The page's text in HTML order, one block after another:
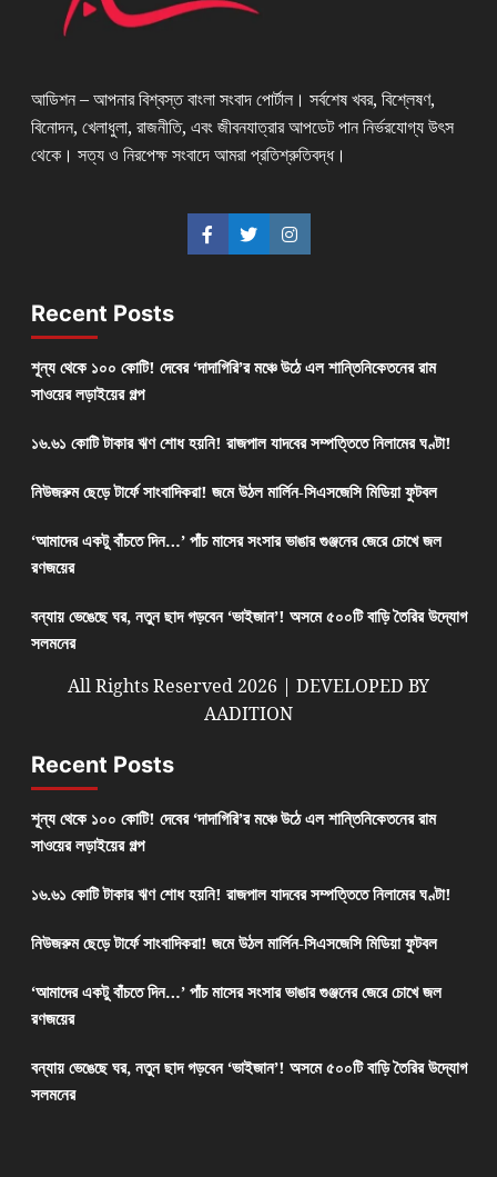
আডিশন – আপনার বিশ্বস্ত বাংলা সংবাদ পোর্টাল। সর্বশেষ খবর, বিশ্লেষণ,
বিনোদন, খেলাধুলা, রাজনীতি, এবং জীবনযাত্রার আপডেট পান নির্ভরযোগ্য উৎস
থেকে। সত্য ও নিরপেক্ষ সংবাদে আমরা প্রতিশ্রুতিবদ্ধ।
Recent Posts
শূন্য থেকে ১০০ কোটি! দেবের ‘দাদাগিরি’র মঞ্চে উঠে এল শান্তিনিকেতনের রাম
সাওয়ের লড়াইয়ের গল্প
১৬.৬১ কোটি টাকার ঋণ শোধ হয়নি! রাজপাল যাদবের সম্পত্তিতে নিলামের ঘণ্টা!
নিউজরুম ছেড়ে টার্ফে সাংবাদিকরা! জমে উঠল মার্লিন-সিএসজেসি মিডিয়া ফুটবল
‘আমাদের একটু বাঁচতে দিন…’ পাঁচ মাসের সংসার ভাঙার গুঞ্জনের জেরে চোখে জল
রণজয়ের
বন্যায় ভেঙেছে ঘর, নতুন ছাদ গড়বেন ‘ভাইজান’! অসমে ৫০০টি বাড়ি তৈরির উদ্যোগ
সলমনের
All Rights Reserved 2026 | DEVELOPED BY
AADITION
Recent Posts
শূন্য থেকে ১০০ কোটি! দেবের ‘দাদাগিরি’র মঞ্চে উঠে এল শান্তিনিকেতনের রাম
সাওয়ের লড়াইয়ের গল্প
১৬.৬১ কোটি টাকার ঋণ শোধ হয়নি! রাজপাল যাদবের সম্পত্তিতে নিলামের ঘণ্টা!
নিউজরুম ছেড়ে টার্ফে সাংবাদিকরা! জমে উঠল মার্লিন-সিএসজেসি মিডিয়া ফুটবল
‘আমাদের একটু বাঁচতে দিন…’ পাঁচ মাসের সংসার ভাঙার গুঞ্জনের জেরে চোখে জল
রণজয়ের
বন্যায় ভেঙেছে ঘর, নতুন ছাদ গড়বেন ‘ভাইজান’! অসমে ৫০০টি বাড়ি তৈরির উদ্যোগ
সলমনের